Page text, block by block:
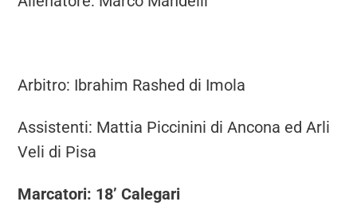
Arbitro: Ibrahim Rashed di Imola
Assistenti: Mattia Piccinini di Ancona ed Arli
Veli di Pisa
Marcatori: 18’ Calegari